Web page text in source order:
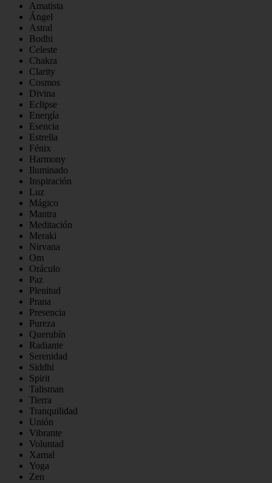
Amatista
Ángel
Astral
Bodhi
Celeste
Chakra
Clarity
Cosmos
Divina
Eclipse
Energía
Esencia
Estrella
Fénix
Harmony
Iluminado
Inspiración
Luz
Mágico
Mantra
Meditación
Meraki
Nirvana
Om
Oráculo
Paz
Plenitud
Prana
Presencia
Pureza
Querubín
Radiante
Serenidad
Siddhi
Spirit
Talisman
Tierra
Tranquilidad
Unión
Vibrante
Voluntad
Xamal
Yoga
Zen